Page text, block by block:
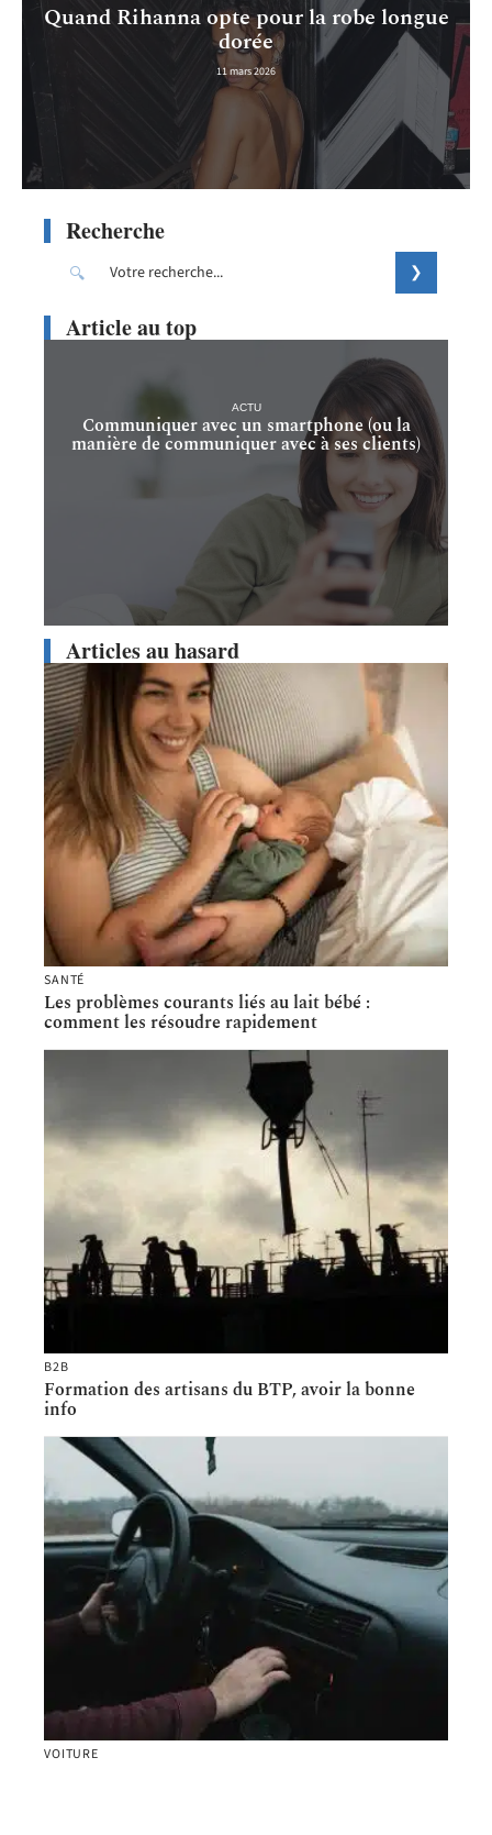
Quand Rihanna opte pour la robe longue
dorée
11 mars 2026
Recherche
Article au top
ACTU
Communiquer avec un smartphone (ou la
manière de communiquer avec à ses clients)
Articles au hasard
SANTÉ
Les problèmes courants liés au lait bébé :
comment les résoudre rapidement
B2B
Formation des artisans du BTP, avoir la bonne
info
VOITURE